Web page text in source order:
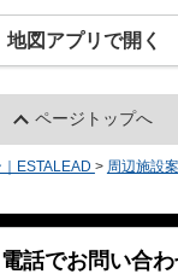
地図アプリで開く
ページトップへ
ESTALEAD > 周辺施設
電話でお問い合